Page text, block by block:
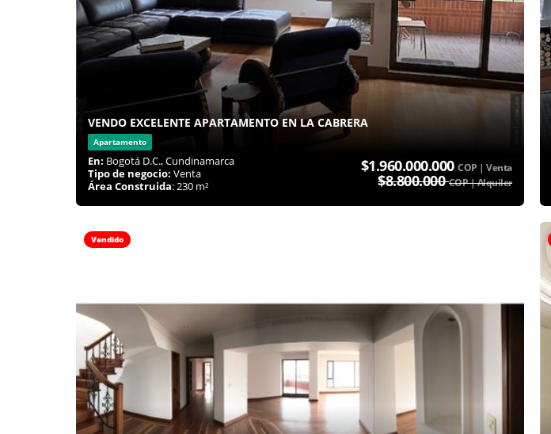
VENDO EXCELENTE APARTAMENTO EN LA CABRERA
Apartamento
En: Bogotá D.C., Cundinamarca
Tipo de negocio: Venta
Área Construida: 230 m²
$1.960.000.000COP | Venta
$8.800.000COP | Alquiler
Vendido